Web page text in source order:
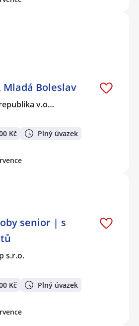
Mladá Boleslav
v.o…
Kč Plný úvazek
senior | s
s.r.o.
Kč Plný úvazek